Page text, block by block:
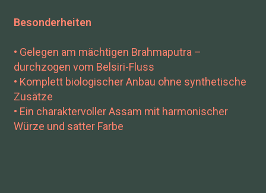
Besonderheiten
• Gelegen am mächtigen Brahmaputra –
durchzogen vom Belsiri-Fluss
• Komplett biologischer Anbau ohne synthetische
Zusätze
• Ein charaktervoller Assam mit harmonischer
Würze und satter Farbe